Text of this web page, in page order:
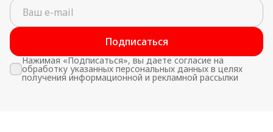
Подписаться
Нажимая «Подписаться», вы даете согласие на
обработку указанных персональных данных в целях
получения информационной и рекламной рассылки